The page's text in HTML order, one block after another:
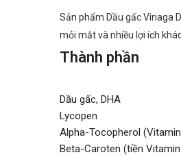
Sản phẩm Dầu gấc Vinaga
mỏi mắt và nhiều lợi ích
Thành phần
Dầu gấc, DHA
Lycopen
Alpha-Tocopherol
Beta-Caroten (tiền